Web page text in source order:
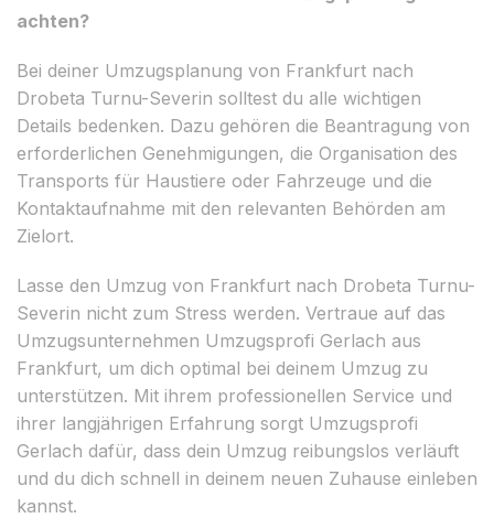
achten?
Bei deiner Umzugsplanung von Frankfurt nach
Drobeta Turnu-Severin solltest du alle wichtigen
Details bedenken. Dazu gehören die Beantragung von
erforderlichen Genehmigungen, die Organisation des
Transports für Haustiere oder Fahrzeuge und die
Kontaktaufnahme mit den relevanten Behörden am
Zielort.
Lasse den Umzug von Frankfurt nach Drobeta Turnu-
Severin nicht zum Stress werden. Vertraue auf das
Umzugsunternehmen Umzugsprofi Gerlach aus
Frankfurt, um dich optimal bei deinem Umzug zu
unterstützen. Mit ihrem professionellen Service und
ihrer langjährigen Erfahrung sorgt Umzugsprofi
Gerlach dafür, dass dein Umzug reibungslos verläuft
und du dich schnell in deinem neuen Zuhause einleben
kannst.